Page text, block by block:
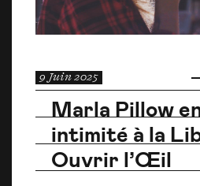
9 Juin 2025
Marla Pillow
intimité à la
Ouvrir l’Œil